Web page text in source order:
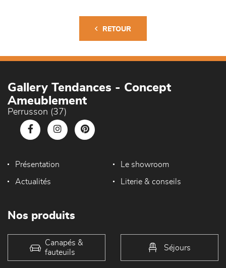
RETOUR
Gallery Tendances - Concept
Ameublement
Perrusson (37)
Présentation Le showroom
Actualités Literie & conseils
Nos produits
Canapés &
fauteuils
Séjours